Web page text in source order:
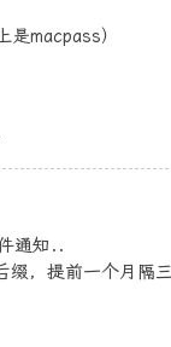
macpass）
通知..
，提前一个月隔